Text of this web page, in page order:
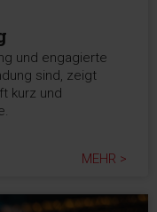
und engagierte
sind, zeigt
kurz und
MEHR >